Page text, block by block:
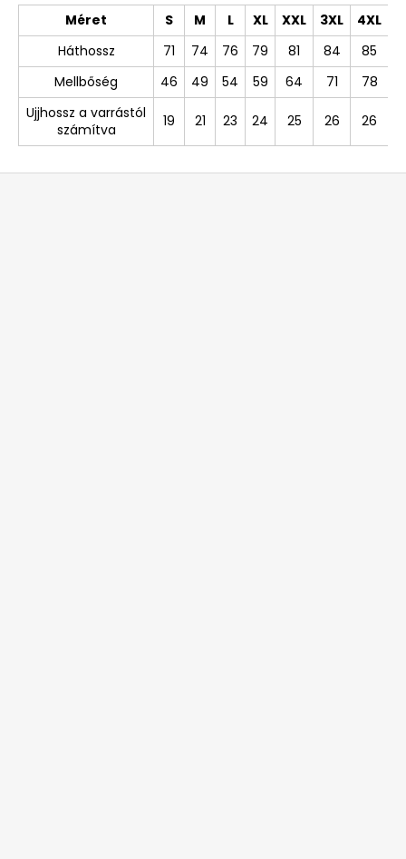
Méret
S M L XL XXL 3XL
4XL
Háthossz
71 74 76 79 81 84
85
Mellbőség
46 49 54 59 64 71
78
Ujjhossz a varrástól
számítva
19 21 23 24 25 26 26